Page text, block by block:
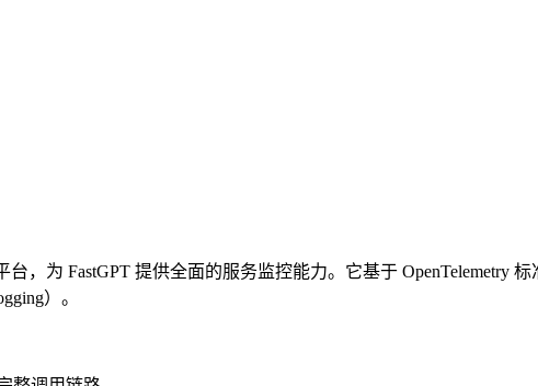
，为 FastGPT 提供全面的服务监控能力。它基于 OpenTelemetry
）。